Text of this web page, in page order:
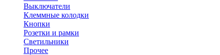
Выключатели
Клеммные колодки
Кнопки
Розетки и рамки
Светильники
Прочее